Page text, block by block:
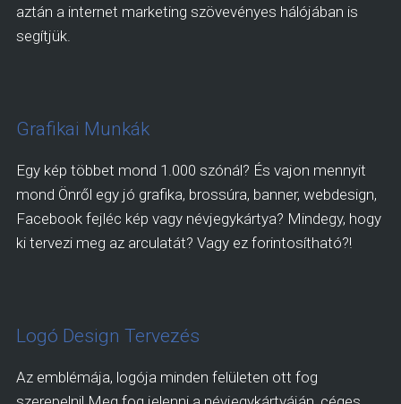
aztán a internet marketing szövevényes hálójában is
segítjük.
Grafikai Munkák
Egy kép többet mond 1.000 szónál? És vajon mennyit
mond Önről egy jó grafika, brossúra, banner, webdesign,
Facebook fejléc kép vagy névjegykártya? Mindegy, hogy
ki tervezi meg az arculatát? Vagy ez forintosítható?!
Logó Design Tervezés
Az emblémája, logója minden felületen ott fog